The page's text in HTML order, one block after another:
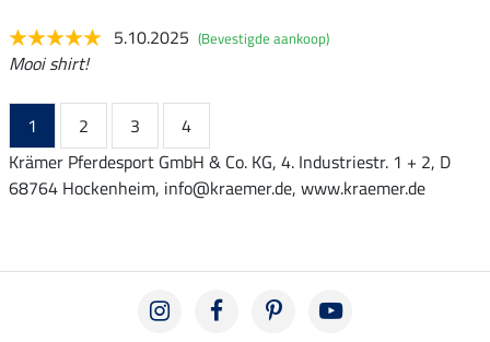
5.10.2025 (Bevestigde aankoop)
Mooi shirt!
1 2 3
4
Krämer Pferdesport GmbH & Co. KG, 4. Industriestr. 1 + 2, D
68764 Hockenheim, info@kraemer.de, www.kraemer.de